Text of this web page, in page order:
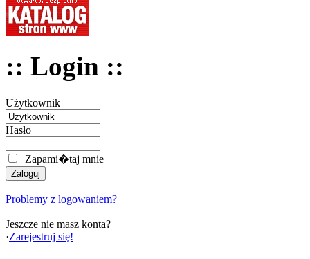
:: Login ::
Użytkownik
Hasło
Zapami�taj mnie
Problemy z logowaniem?
Jeszcze nie masz konta?
·Zarejestruj się!